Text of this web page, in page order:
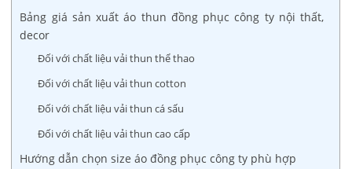
Bảng giá sản xuất áo thun đồng phục công ty nội thất,
decor
Đối với chất liệu vải thun thể thao
Đối với chất liệu vải thun cotton
Đối với chất liệu vải thun cá sấu
Đối với chất liệu vải thun cao cấp
Hướng dẫn chọn size áo đồng phục công ty phù hợp